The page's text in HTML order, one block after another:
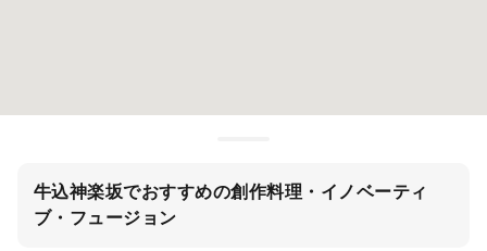
牛込神楽坂でおすすめの創作料理・イノベーティ
ブ・フュージョン